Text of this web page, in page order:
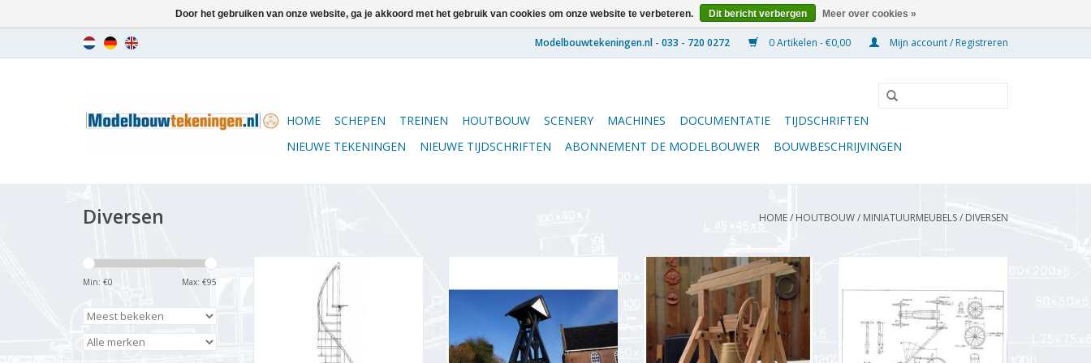
0 Artikelen - €0,00 Mijn account / Registreren
HOME SCHEPEN TREINEN HOUTBOUW SCENERY MACHINES DOCUMENTATIE
TIJDSCHRIFTEN
NIEUWE TEKENINGEN
NIEUWE TIJDSCHRIFTEN ABONNEMENT DE MODELBOUWER BOUWBESCHRIJVINGEN
Diversen HOME/ HOUTBOUW/ MINIATUURMEUBELS/ DIVERSEN
Min: €0 Max: €95
MBT Open spiltrap voor
poppenhuis - Bouwtekening
Schaal 1 : 12 (40.35.032)
TOEVOEGEN AAN WINKELWAGEN
(40.35.003)
TOEVOEGEN AAN WINKELWAGEN
MBT Klokkenstoel - Bouwtekening
Schaal 1 : N/A (40.35.041)
TOEVOEGEN AAN WINKELWAGEN
Bouwtekening Schaal 1 : N/A
(40.35.040)
TOEVOEGEN AAN WINKELWAGEN
Door het gebruiken van onze website, ga je akkoord met het gebruik van cookies om onze website te verbeteren. Dit bericht verbergen Meer over cookies »